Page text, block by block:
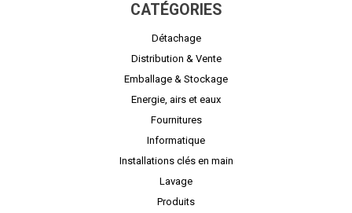
CATÉGORIES
Détachage
Distribution & Vente
Emballage & Stockage
Energie, airs et eaux
Fournitures
Informatique
Installations clés en main
Lavage
Produits